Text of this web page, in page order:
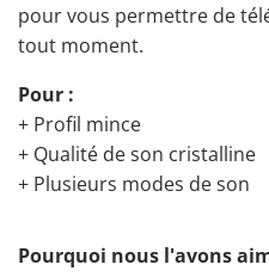
pour vous permettre de
tout moment.
Pour :
+ Profil mince
+ Qualité de son cristalline
+ Plusieurs modes de son
Pourquoi nous l'avons